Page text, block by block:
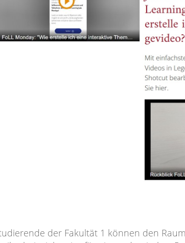
der Fakultät 1 können den